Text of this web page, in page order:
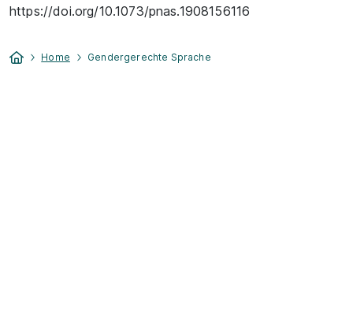
https://doi.org/10.1073/pnas.1908156116
Home Gendergerechte Sprache